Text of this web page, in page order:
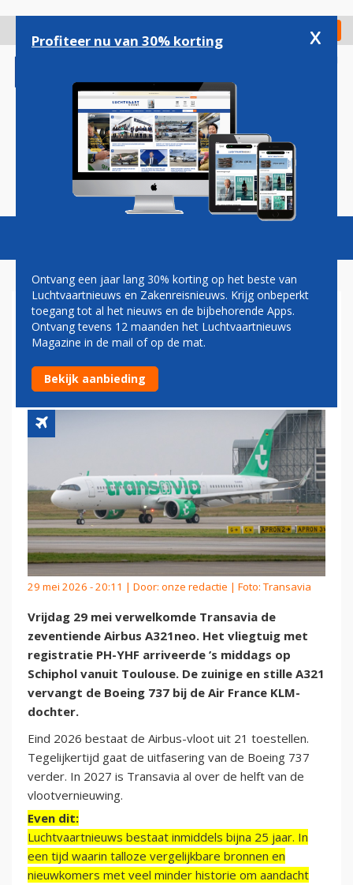
gaan
Check in
Magazine Podcasts Vacatures
ALWEER ZEVENTIENDE
AIRBUS VOOR TRANSAVIA
NEDERLAND
29 mei 2026 - 20:11 | Door: onze redactie | Foto: Transavia
Vrijdag 29 mei verwelkomde Transavia de
zeventiende Airbus A321neo. Het vliegtuig met
registratie PH-YHF arriveerde ’s middags op
Schiphol vanuit Toulouse. De zuinige en stille A321
vervangt de Boeing 737 bij de Air France KLM-
dochter.
Eind 2026 bestaat de Airbus-vloot uit 21 toestellen.
Tegelijkertijd gaat de uitfasering van de Boeing 737
verder. In 2027 is Transavia al over de helft van de
vlootvernieuwing.
Even dit:
Luchtvaartnieuws bestaat inmiddels bijna 25 jaar. In
een tijd waarin talloze vergelijkbare bronnen en
nieuwkomers met veel minder historie om aandacht
Profiteer nu van 30% korting x
Ontvang een jaar lang 30% korting op het beste van
Luchtvaartnieuws en Zakenreisnieuws. Krijg onbeperkt
toegang tot al het nieuws en de bijbehorende Apps.
Ontvang tevens 12 maanden het Luchtvaartnieuws
Magazine in de mail of op de mat.
Bekijk aanbieding